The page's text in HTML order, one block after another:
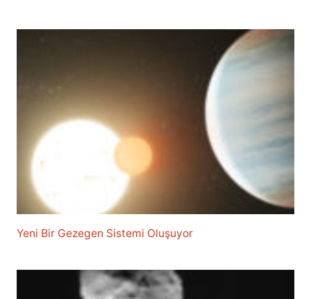
Yeni Bir Gezegen Sistemi Oluşuyor